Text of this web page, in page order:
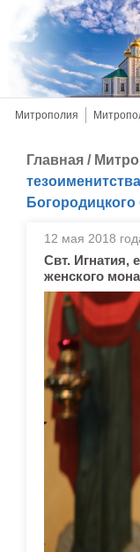
Митрополия
Главная /
Богородицкого
12 мая 2018
Свт. Игнатия,
женского